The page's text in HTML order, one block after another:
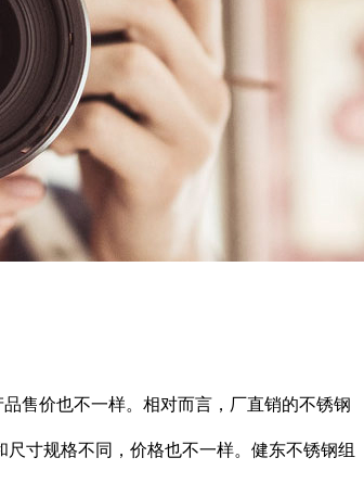
售价也不一样。相对而言，厂直销的不锈钢
寸规格不同，价格也不一样。健东不锈钢组